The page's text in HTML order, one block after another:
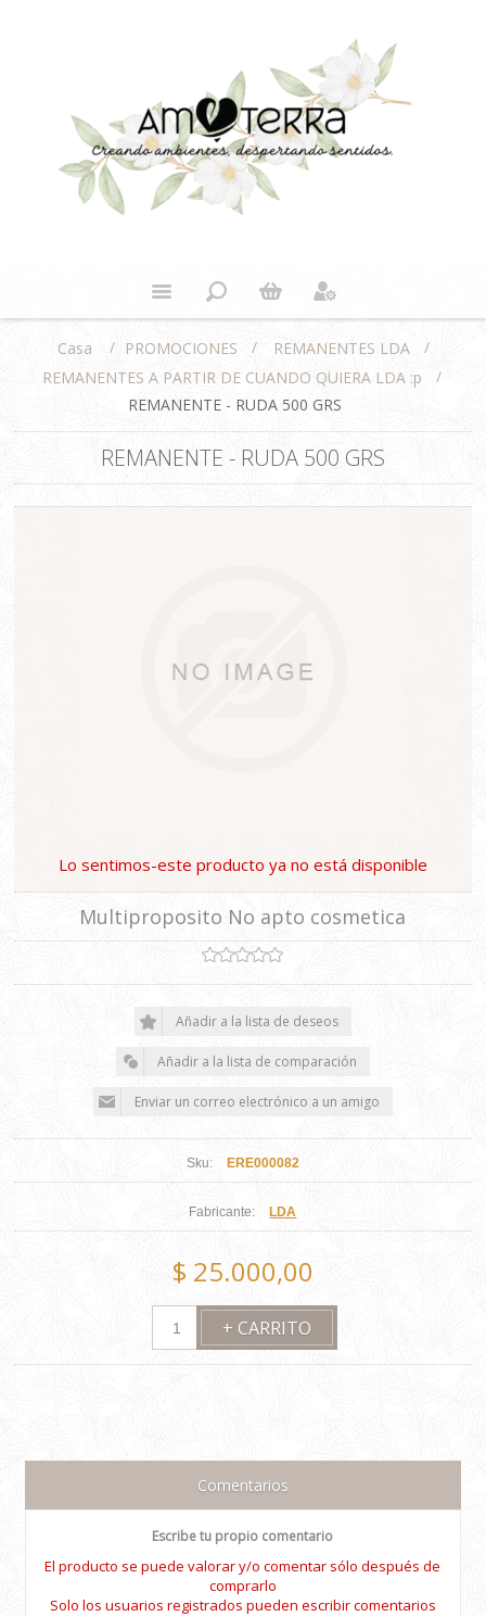
Casa / PROMOCIONES / REMANENTES LDA
/
REMANENTES A PARTIR DE CUANDO QUIERA LDA :p
/
REMANENTE - RUDA 500 GRS
REMANENTE - RUDA 500 GRS
Lo sentimos-este producto ya no está disponible
Multiproposito No apto cosmetica
Sku: ERE000082
Fabricante: LDA
$ 25.000,00
Comentarios
Escribe tu propio comentario
El producto se puede valorar y/o comentar sólo después de
comprarlo
Solo los usuarios registrados pueden escribir comentarios